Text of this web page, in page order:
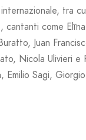
tra
come
Juan
Nicola Ulivieri
Emilio Sagi,